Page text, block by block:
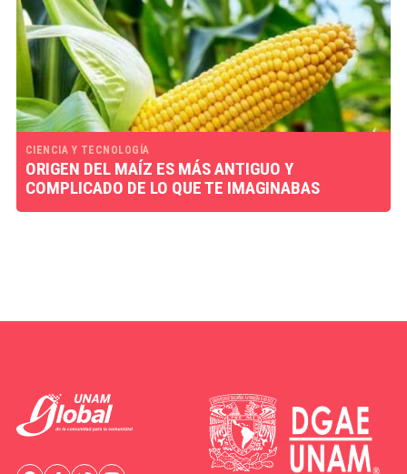
CIENCIA Y TECNOLOGÍA
ORIGEN DEL MAÍZ ES MÁS ANTIGUO Y
COMPLICADO DE LO QUE TE IMAGINABAS